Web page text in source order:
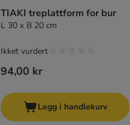
TIAKI treplattform for bur
L 30 x B 20 cm
94,00 kr
Ikket vurdert
Legg i handlekurv